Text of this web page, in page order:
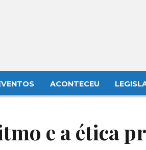
ACONTECEU
e a ética